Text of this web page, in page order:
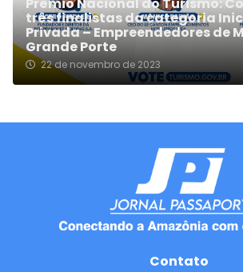
Prêmio Nacional do Turismo:
três finalistas da categoria
Privada – Empreendedores de
Grande Porte
22 de novembro de 2023
Contato